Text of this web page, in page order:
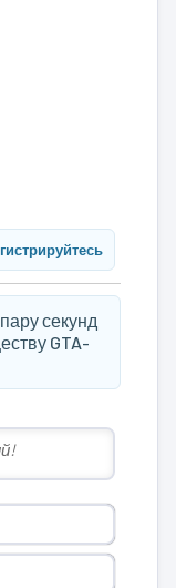
секунд
GTA-
Имя*
Email*